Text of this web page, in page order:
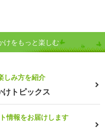
けをもっと楽しむ
しみ方を紹介
トピックス
情報をお届けします